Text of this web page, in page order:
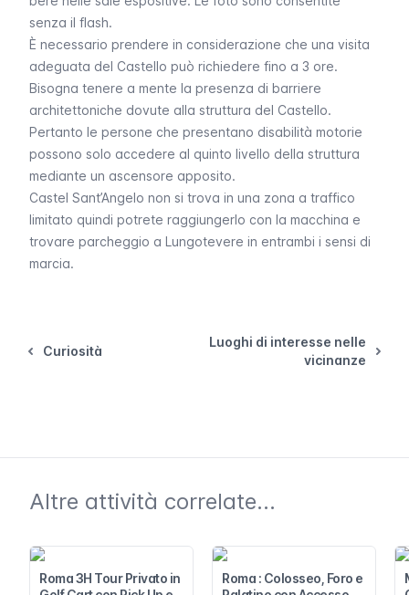
senza il flash.
È necessario prendere in considerazione che una visita
adeguata del Castello può richiedere fino a 3 ore.
Bisogna tenere a mente la presenza di barriere
architettoniche dovute alla struttura del Castello.
Pertanto le persone che presentano disabilità motorie
possono solo accedere al quinto livello della struttura
mediante un ascensore apposito.
Castel Sant’Angelo non si trova in una zona a traffico
limitato quindi potrete raggiungerlo con la macchina e
trovare parcheggio a Lungotevere in entrambi i sensi di
marcia.
Curiosità
Luoghi di interesse nelle
vicinanze
Altre attività correlate...
Roma 3H Tour Privato in
Roma : Colosseo, Foro e